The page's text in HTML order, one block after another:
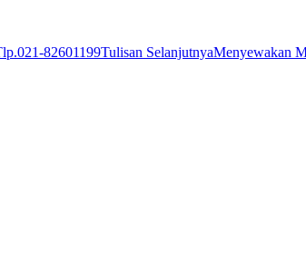
82601199Tulisan SelanjutnyaMenyewakan